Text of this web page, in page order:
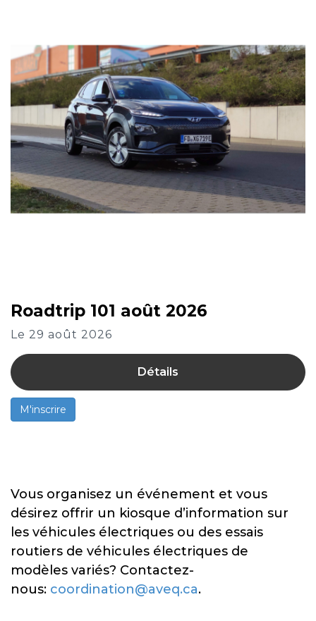
Roadtrip 101 août 2026
Le 29 août 2026
Détails
M'inscrire
Vous organisez un événement et vous
désirez offrir un kiosque d’information sur
les véhicules électriques ou des essais
routiers de véhicules électriques de
modèles variés? Contactez-
nous: coordination@aveq.ca.